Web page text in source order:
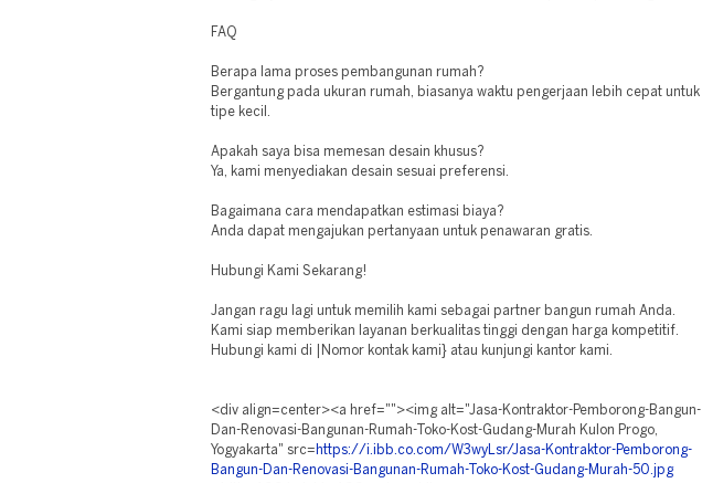
FAQ
Berapa lama proses pembangunan rumah?
Bergantung pada ukuran rumah, biasanya waktu pengerjaan lebih cepat untuk
tipe kecil.
Apakah saya bisa memesan desain khusus?
Ya, kami menyediakan desain sesuai preferensi.
Bagaimana cara mendapatkan estimasi biaya?
Anda dapat mengajukan pertanyaan untuk penawaran gratis.
Hubungi Kami Sekarang!
Jangan ragu lagi untuk memilih kami sebagai partner bangun rumah Anda.
Kami siap memberikan layanan berkualitas tinggi dengan harga kompetitif.
Hubungi kami di |Nomor kontak kami} atau kunjungi kantor kami.
<div align=center><a href=""><img alt="Jasa-Kontraktor-Pemborong-Bangun-
Dan-Renovasi-Bangunan-Rumah-Toko-Kost-Gudang-Murah Kulon Progo,
Yogyakarta" src= https://i.ibb.co.com/W3wyLsr/Jasa-Kontraktor-Pemborong-
Bangun-Dan-Renovasi-Bangunan-Rumah-Toko-Kost-Gudang-Murah-50.jpg